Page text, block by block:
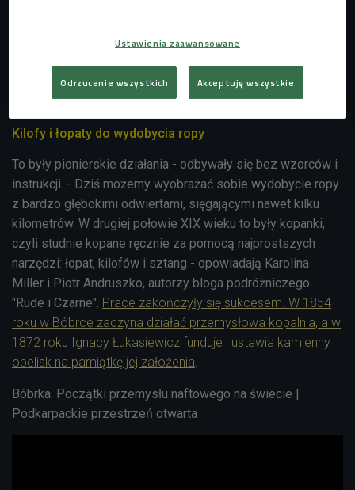
rozpocząć pierwsze prace górnicze mające na celu
poszukiwanie złóż ropy naftowej - opowiada Barbara
Olejarz, dyrektor Muzeum Przemysłu Naftowego i
Gazowniczego.
Kilofy i łopaty do wydobycia ropy
To były pionierskie działania - odbywały się bez wzorców i
instrukcji. - Dziś możemy wyobrażać sobie wydobycie ropy
z bardzo głębokimi odwiertami, sięgającymi nawet kilku
kilometrów. W drugiej połowie XIX wieku to były kopanki,
czyli studnie kopane ręcznie za pomocą najprostszych
narzędzi: łopat, kilofów i sztang - opowiadają Karolina
Miller i Piotr Andruszko, autorzy bloga podróżniczego
"Rude i Czarne". Prace zakończyły się sukcesem. W 1854
roku w Bóbrce zaczyna działać przemysłowa kopalnia, a w
1872 roku Ignacy Łukasiewicz funduje i ustawia kamienny
obelisk na pamiątkę jej założenia.
Bóbrka. Początki przemysłu naftowego na świecie |
Podkarpackie przestrzeń otwarta
Ustawienia zaawansowane
Odrzucenie wszystkich Akceptuję wszystkie